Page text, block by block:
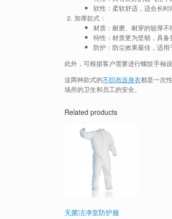
软性：柔软舒适，适合长时
加厚款式：
材质：耐磨、耐穿的较厚不
特性：材质更为坚韧，具备
防护：防尘效果最佳，适用
此外，可根据客户需要进行螺纹手袖
这两种款式的不织布连身衣都是一次
场所的卫生和员工的安全。
Related products
无菌洁净室防护服